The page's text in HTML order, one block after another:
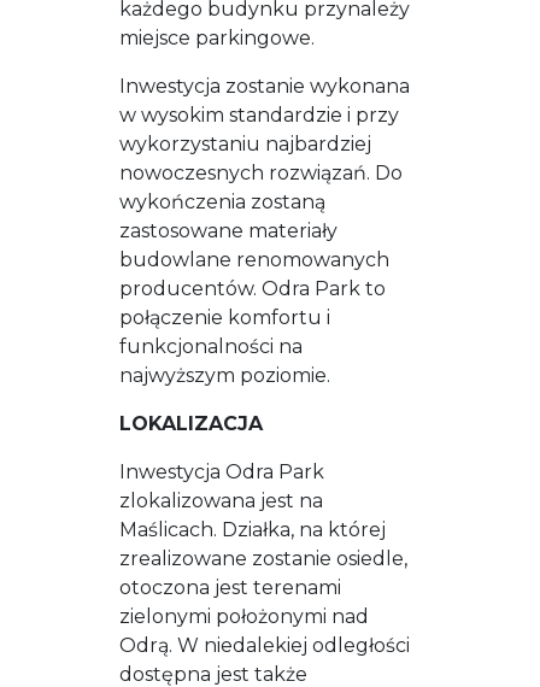
każdego budynku przynależy
miejsce parkingowe.
Inwestycja zostanie wykonana
w wysokim standardzie i przy
wykorzystaniu najbardziej
nowoczesnych rozwiązań. Do
wykończenia zostaną
zastosowane materiały
budowlane renomowanych
producentów. Odra Park to
połączenie komfortu i
funkcjonalności na
najwyższym poziomie.
LOKALIZACJA
Inwestycja Odra Park
zlokalizowana jest na
Maślicach. Działka, na której
zrealizowane zostanie osiedle,
otoczona jest terenami
zielonymi położonymi nad
Odrą. W niedalekiej odległości
dostępna jest także